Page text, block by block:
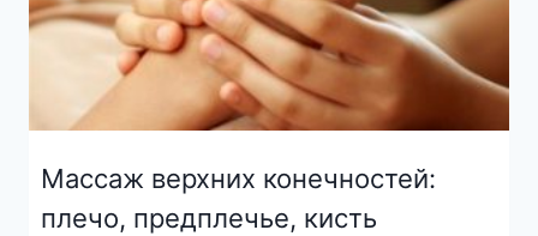
Массаж верхних конечностей:
плечо, предплечье, кисть